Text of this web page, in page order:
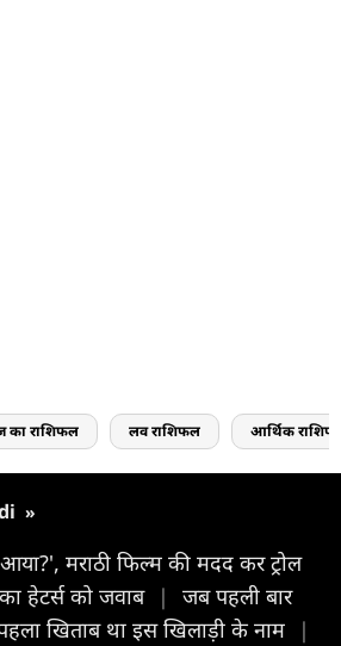
राशिफल लव राशिफल आर्थिक
»
मराठी फिल्म की मदद कर ट्रोल
हेटर्स को जवाब |
जब पहली बार
खिताब था इस खिलाड़ी के नाम
|